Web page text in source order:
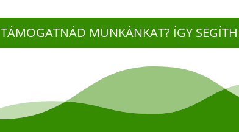
TÁMOGATNÁD MUNKÁNKAT? ÍGY